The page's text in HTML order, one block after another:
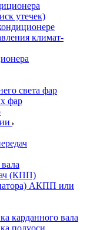
утечек)
климат-
света фар
фар
(КПП)
АКПП или
карданного вала
полуоси